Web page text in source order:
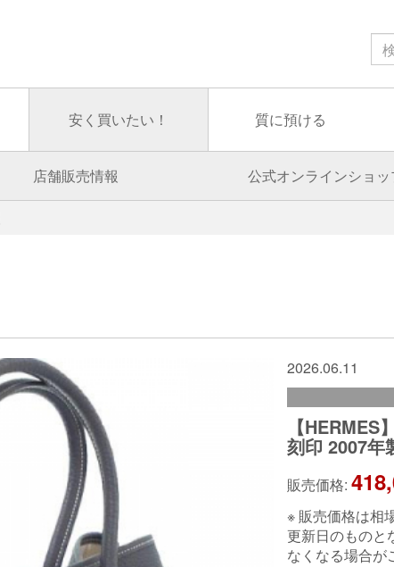
安く買いたい！ 質に預ける
店舗販売情報 公式オンラインショッ
2026.06.11
【
刻印 2007年
販売価格:
※ 販売価格は相
更新日のものと
なくなる場合が